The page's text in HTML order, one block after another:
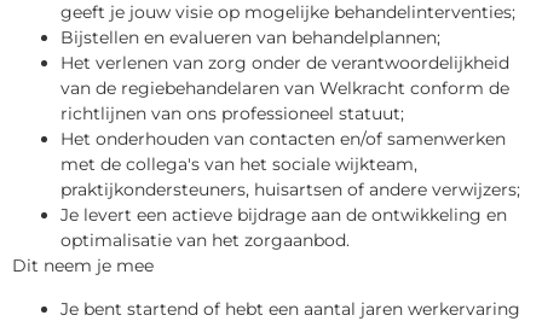
geeft je jouw visie op mogelijke behandelinterventies;
Bijstellen en evalueren van behandelplannen;
Het verlenen van zorg onder de verantwoordelijkheid
van de regiebehandelaren van Welkracht conform de
richtlijnen van ons professioneel statuut;
Het onderhouden van contacten en/of samenwerken
met de collega's van het sociale wijkteam,
praktijkondersteuners, huisartsen of andere verwijzers;
Je levert een actieve bijdrage aan de ontwikkeling en
optimalisatie van het zorgaanbod.
Dit neem je mee
Je bent startend of hebt een aantal jaren werkervaring